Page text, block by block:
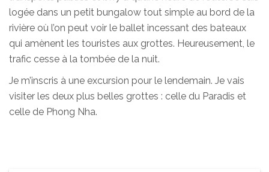
logée dans un petit bungalow tout simple au bord de la
rivière où l’on peut voir le ballet incessant des bateaux
qui amènent les touristes aux grottes. Heureusement, le
trafic cesse à la tombée de la nuit.
Je m’inscris à une excursion pour le lendemain. Je vais
visiter les deux plus belles grottes : celle du Paradis et
celle de Phong Nha.